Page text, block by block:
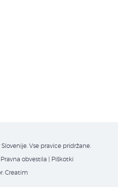
Vse pravice pridržane.
Pravna obvestila Piškotki
Creatim